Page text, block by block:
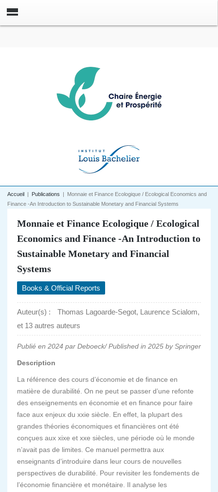
Accueil | Publications | Monnaie et Finance Ecologique / Ecological Economics and
Finance -An Introduction to Sustainable Monetary and Financial Systems
Monnaie et Finance Ecologique / Ecological
Economics and Finance -An Introduction to
Sustainable Monetary and Financial
Systems
Books & Official Reports
Auteur(s) :
Thomas Lagoarde-Segot, Laurence Scialom,
et 13 autres auteurs
Publié en 2024 par Deboeck/Published in 2025 by Springer
Description
La référence des cours d’économie et de finance en
matière de durabilité. On ne peut se passer d’une refonte
des enseignements en économie et en finance pour faire
face aux enjeux du xxie siècle. En effet, la plupart des
grandes théories économiques et financières ont été
conçues aux xixe et xxe siècles, une période où le monde
n’avait pas de limites. Ce manuel permettra aux
enseignants d’introduire dans leur cours de nouvelles
perspectives de durabilité. Pour revisiter les fondements de
l’économie financière et monétaire. Il analyse les